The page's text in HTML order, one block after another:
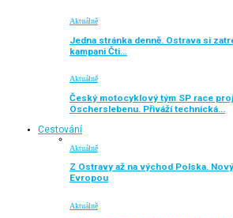
Aktuálně
Jedna stránka denně. Ostrava si
kampani Čti…
Aktuálně
Český motocyklový tým SP race
Oscherslebenu. Přiváží technická…
Cestování
Aktuálně
Z Ostravy až na východ Polska.
Evropou
Aktuálně